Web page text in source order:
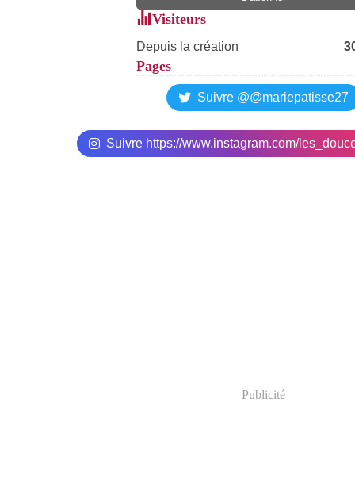
Visiteurs
Depuis la création
Pages
Suivre @@mariepatisse27
Suivre https://www.instagram.com/
Publicité